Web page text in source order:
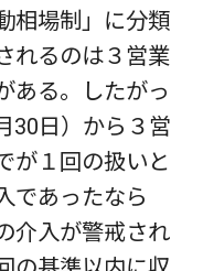
相場制」に分類
れるのは３営業
ある。したがっ
30日）から３営
が１回の扱いと
であったなら
介入が警戒され